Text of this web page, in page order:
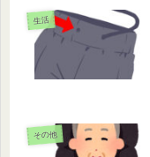
生活
その他